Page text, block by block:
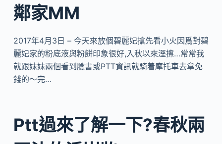
鄰家MM
2017年4月3日 – 今天來放個碧麗妃搶先看小火因爲對碧
麗妃家的粉底液與粉餅印象很好,入秋以來溼擦…常常我
就跟妹妹兩個看到臉書或PTT資訊就騎着摩托車去拿免
錢的～完…
Ptt過來了解一下?春秋兩